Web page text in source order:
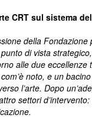
CRT sul sistema
della Fondazione
di vista
alle due eccellenze
noto, e un
l’arte. Dopo
settori